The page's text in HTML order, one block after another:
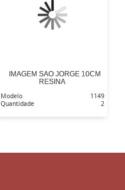
IMAGEM SAO JORGE 10CM
RESINA
Modelo
1149
Quantidade
2